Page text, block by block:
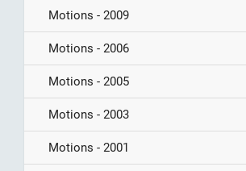
Motions - 2009
Motions - 2006
Motions - 2005
Motions - 2003
Motions - 2001